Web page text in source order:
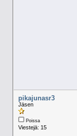
pikajunasr3
Jäsen
Poissa
Viestejä: 15